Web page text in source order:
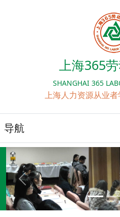
上海365
SHANGHAI 365
上海人力资源从业
导航
Previous